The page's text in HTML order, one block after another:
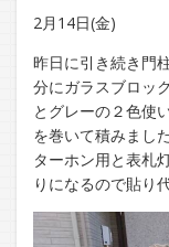
2月14日(金)
昨日に引き続き門
分にガラスブロッ
とグレーの２色使
を巻いて積みまし
ターホン用と表札
りになるので貼り